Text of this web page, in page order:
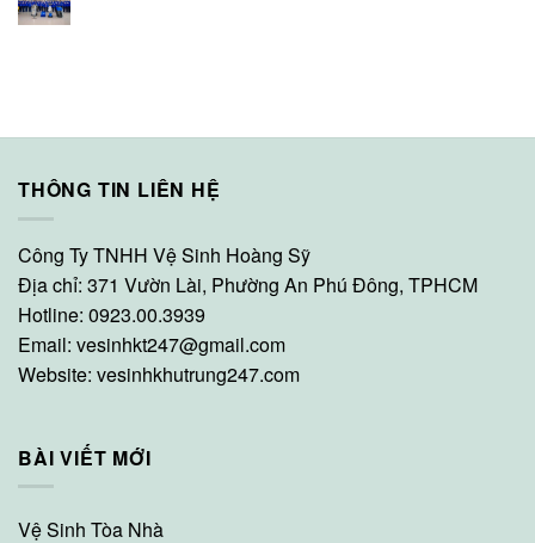
THÔNG TIN LIÊN HỆ
Công Ty TNHH Vệ Sinh Hoàng Sỹ
Địa chỉ: 371 Vườn Lài, Phường An Phú Đông, TPHCM
Hotline: 0923.00.3939
Email: vesinhkt247@gmail.com
Website: vesinhkhutrung247.com
BÀI VIẾT MỚI
Vệ Sinh Tòa Nhà